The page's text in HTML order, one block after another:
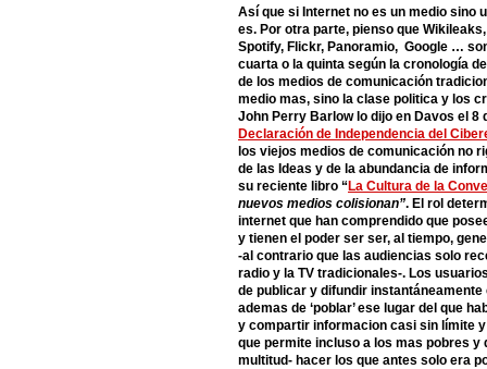
Así que si Internet no es un medio sino
es. Por otra parte, pienso que
Spotify, Flickr, Panoramio, Google …
cuarta o la quinta según la cronología
de los medios de comunicación
medio mas, sino la clase politica y los
John Perry Barlow lo dijo en Davos el 8
Declaración de Independencia del
los viejos medios de comunicación no
de las Ideas y de la abundancia de
su reciente libro “La Cultura de la
nuevos medios colisionan”. El rol
internet que han comprendido que
y tienen el poder ser ser, al tiempo,
-al contrario que las audiencias solo
radio y la TV tradicionales-. Los
de publicar y difundir
ademas de ‘poblar’ ese lugar del que
y compartir informacion casi sin límite
que permite incluso a los mas pobres
multitud- hacer los que antes solo era